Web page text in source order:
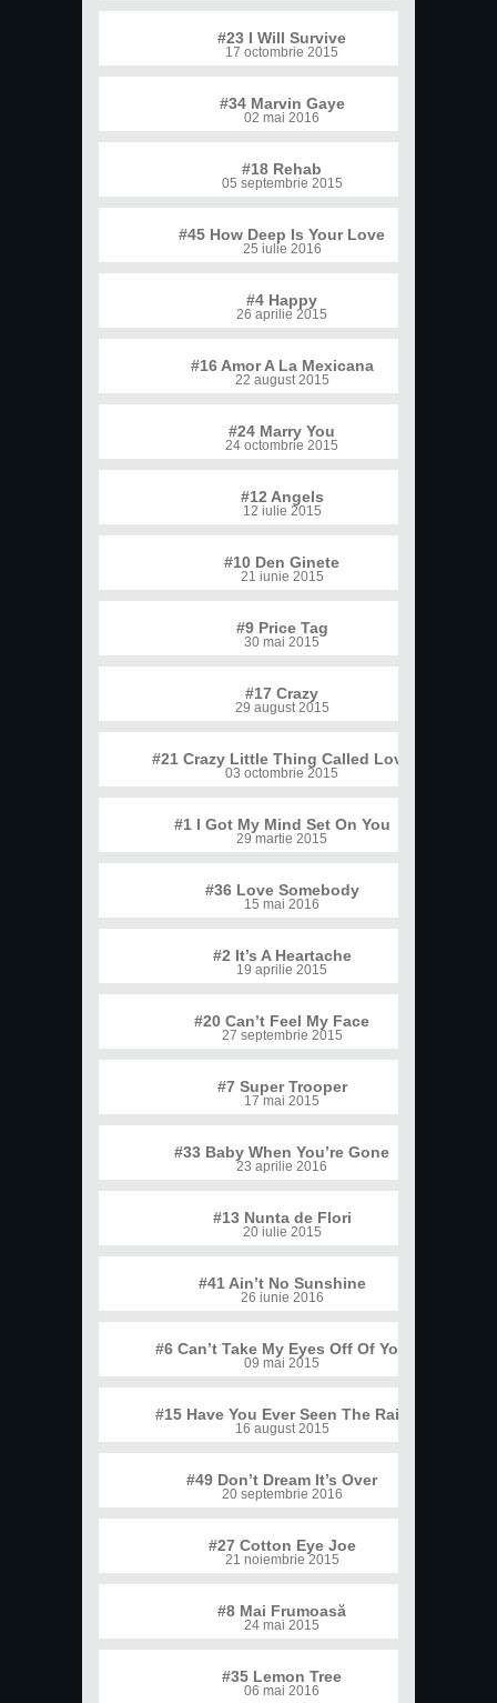
#23 I Will Survive
17 octombrie 2015
#34 Marvin Gaye
02 mai 2016
#18 Rehab
05 septembrie 2015
#45 How Deep Is Your Love
25 iulie 2016
#4 Happy
26 aprilie 2015
#16 Amor A La Mexicana
22 august 2015
#24 Marry You
24 octombrie 2015
#12 Angels
12 iulie 2015
#10 Den Ginete
21 iunie 2015
#9 Price Tag
30 mai 2015
#17 Crazy
29 august 2015
#21 Crazy Little Thing Called Love
03 octombrie 2015
#1 I Got My Mind Set On You
29 martie 2015
#36 Love Somebody
15 mai 2016
#2 It’s A Heartache
19 aprilie 2015
#20 Can’t Feel My Face
27 septembrie 2015
#7 Super Trooper
17 mai 2015
#33 Baby When You’re Gone
23 aprilie 2016
#13 Nunta de Flori
20 iulie 2015
#41 Ain’t No Sunshine
26 iunie 2016
#6 Can’t Take My Eyes Off Of You
09 mai 2015
#15 Have You Ever Seen The Rain
16 august 2015
#49 Don’t Dream It’s Over
20 septembrie 2016
#27 Cotton Eye Joe
21 noiembrie 2015
#8 Mai Frumoasă
24 mai 2015
#35 Lemon Tree
06 mai 2016